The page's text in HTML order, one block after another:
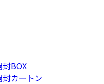
封BOX
封カートン